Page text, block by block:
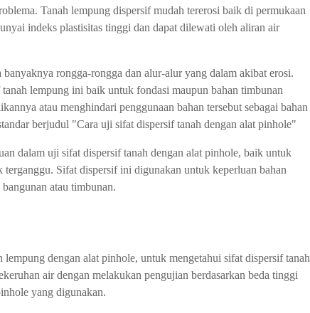
Tanah Dengan Alat Pinhole
Tanah lempung dispersif mudah tererosi baik di permukaan
indeks plastisitas tinggi dan dapat dilewati oleh aliran air
rongga-rongga dan alur-alur yang dalam akibat erosi.
lempung ini baik untuk fondasi maupun bahan timbunan
atau menghindari penggunaan bahan tersebut sebagai bahan
berjudul "Cara uji sifat dispersif tanah dengan alat pinhole"
dalam uji sifat dispersif tanah dengan alat pinhole, baik untuk
Sifat dispersif ini digunakan untuk keperluan bahan
atau timbunan.
dengan alat pinhole, untuk mengetahui sifat dispersif tanah
air dengan melakukan pengujian berdasarkan beda tinggi
yang digunakan.